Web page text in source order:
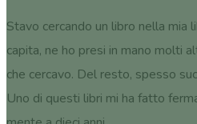
Stavo cercando un libro nella mia
capita, ne ho presi in mano molti
che cercavo. Del resto, spesso
Uno di questi libri mi ha fatto